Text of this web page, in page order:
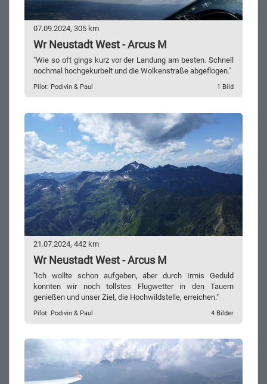
07.09.2024, 305 km
Wr Neustadt West - Arcus M
"Wie so oft gings kurz vor der Landung am besten. Schnell
nochmal hochgekurbelt und die Wolkenstraße abgeflogen."
Pilot: Podivin & Paul 1 Bild
21.07.2024, 442 km
Wr Neustadt West - Arcus M
"Ich wollte schon aufgeben, aber durch Irmis Geduld
konnten wir noch tollstes Flugwetter in den Tauern
genießen und unser Ziel, die Hochwildstelle, erreichen."
Pilot: Podivin & Paul 4 Bilder